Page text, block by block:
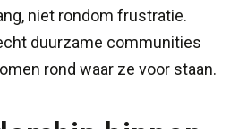
niet rondom frustratie.
duurzame communities
rond waar ze voor staan.